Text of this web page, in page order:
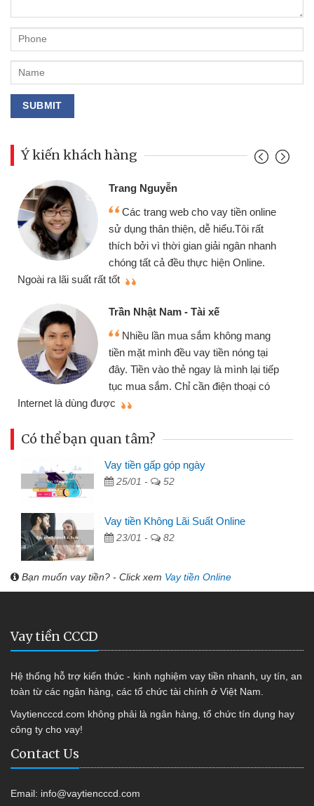
Ý kiến khách hàng
Trang Nguyễn
Các trang web cho vay tiền online
sử dụng thân thiện, dễ hiểu.Tôi rất
thích bởi vì thời gian giải ngân nhanh
chóng tất cả đều thực hiện Online.
suất rất tốt
Trần Nhật Nam - Tài xế
Nhiều lần mua sắm không mang
tiền mặt mình đều vay tiền nóng tại
đây. Tiền vào thẻ ngay là mình lại tiếp
tục mua sắm. Chỉ cần điện thoại có
dùng được
Có thể bạn quan tâm?
Vay tiền gấp góp ngày
25/01 - 52
Vay tiền Không Lãi Suất Online
23/01 - 82
Bạn muốn vay tiền? - Click xem Vay tiền Online
Vay tiền CCCD
Hệ thống hỗ trợ kiến thức - kinh nghiệm vay tiền nhanh, uy tín, an
toàn từ các ngân hàng, các tổ chức tài chính ở Việt Nam.
Vaytiencccd.com không phải là ngân hàng, tổ chức tín dụng hay
công ty cho vay!
Contact Us
Email: info@vaytiencccd.com